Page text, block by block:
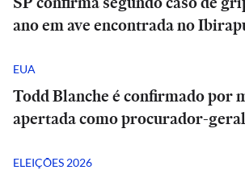
ano em ave encontrada no
EUA
Todd Blanche é confirmado por
apertada como procurador-
ELEIÇÕES 2026